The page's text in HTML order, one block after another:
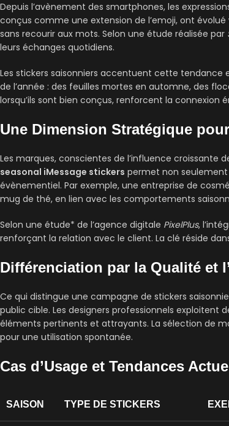
Depuis l’avènement des smartphones, les
conçus comme une extension de l’emoji, ont
sans recourir aux mots. Selon une étude réalisée par
leurs échanges quotidiens.
Les stickers saisonniers accentuent cette tendance
de l’année : des feuilles mortes en automne, des
lorsqu’ils sont bien conçus, renforcent la
Une Dimension Stratégique
Les marques, conscientes de l’influence croissante
seasonal iMessage stickers permet non seulement
évènementiel. Par exemple, une entreprise de
mug de thé, en lien avec les comportements
Selon une étude* de l’agence digitale PixelPlus,
renforçant la relation avec le client. La clé réside
Différenciation par la Qualité et
Ce qui distingue une campagne de stickers
public cible. Les designers professionnels exploitent
éléments pertinents et attrayants. La sélection de
pour une utilisation spontanée.
Cas d’Usage et Tendances
SAISON TYPE DE STICKERS